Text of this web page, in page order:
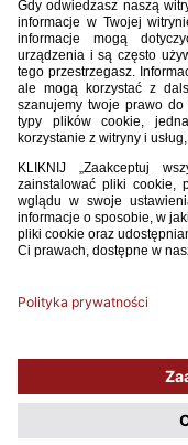
Sędzia.pdf
Używamy plików
oraz do celów
się na ich użycie oraz